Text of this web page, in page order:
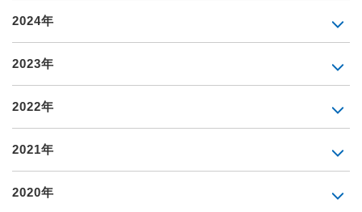
2024年
2023年
2022年
2021年
2020年